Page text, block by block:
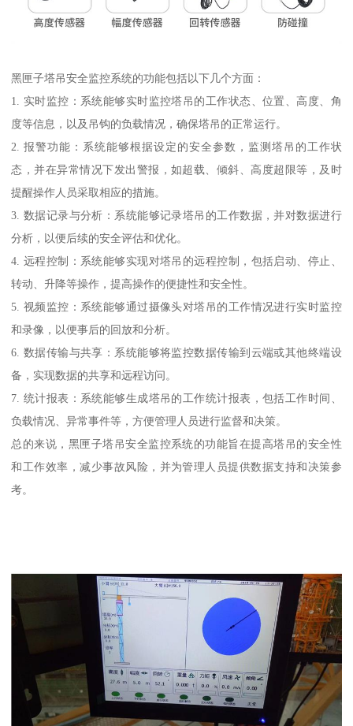
黑匣子塔吊安全监控系统的功能包括以下几个方面：
1. 实时监控：系统能够实时监控塔吊的工作状态、位置、高度、角
度等信息，以及吊钩的负载情况，确保塔吊的正常运行。
2. 报警功能：系统能够根据设定的安全参数，监测塔吊的工作状
态，并在异常情况下发出警报，如超载、倾斜、高度超限等，及时
提醒操作人员采取相应的措施。
3. 数据记录与分析：系统能够记录塔吊的工作数据，并对数据进行
分析，以便后续的安全评估和优化。
4. 远程控制：系统能够实现对塔吊的远程控制，包括启动、停止、
转动、升降等操作，提高操作的便捷性和安全性。
5. 视频监控：系统能够通过摄像头对塔吊的工作情况进行实时监控
和录像，以便事后的回放和分析。
6. 数据传输与共享：系统能够将监控数据传输到云端或其他终端设
备，实现数据的共享和远程访问。
7. 统计报表：系统能够生成塔吊的工作统计报表，包括工作时间、
负载情况、异常事件等，方便管理人员进行监督和决策。
总的来说，黑匣子塔吊安全监控系统的功能旨在提高塔吊的安全性
和工作效率，减少事故风险，并为管理人员提供数据支持和决策参
考。